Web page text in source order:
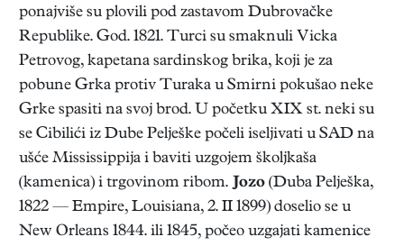
ponajviše su plovili pod zastavom Dubrovačke
Republike. God. 1821. Turci su smaknuli Vicka
Petrovog, kapetana sardinskog brika, koji je za
pobune Grka protiv Turaka u Smirni pokušao neke
Grke spasiti na svoj brod. U početku XIX st. neki su
se Cibilići iz Dube Pelješke počeli iseljivati u SAD na
ušće Mississippija i baviti uzgojem školjkaša
(kamenica) i trgovinom ribom. Jozo (Duba Pelješka,
1822 — Empire, Louisiana, 2. II 1899) doselio se u
New Orleans 1844. ili 1845, počeo uzgajati kamenice